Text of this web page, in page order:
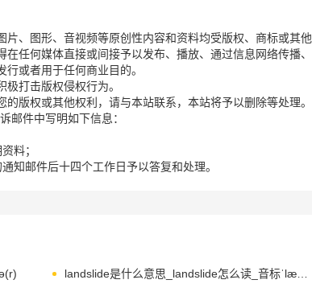
、图形、音视频等原创性内容和资料均受版权、商标或其他
任何媒体直接或间接予以发布、播放、通过信息网络传播、
或者用于任何商业目的。
打击版权侵权行为。
版权或其他权利，请与本站联系，本站将予以删除等处理。
邮件中写明如下信息：
料；
知邮件后十四个工作日予以答复和处理。
landslide是什么意思_landslide怎么读_音标ˈlændslaɪd